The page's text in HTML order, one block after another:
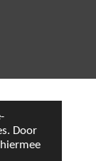
Door